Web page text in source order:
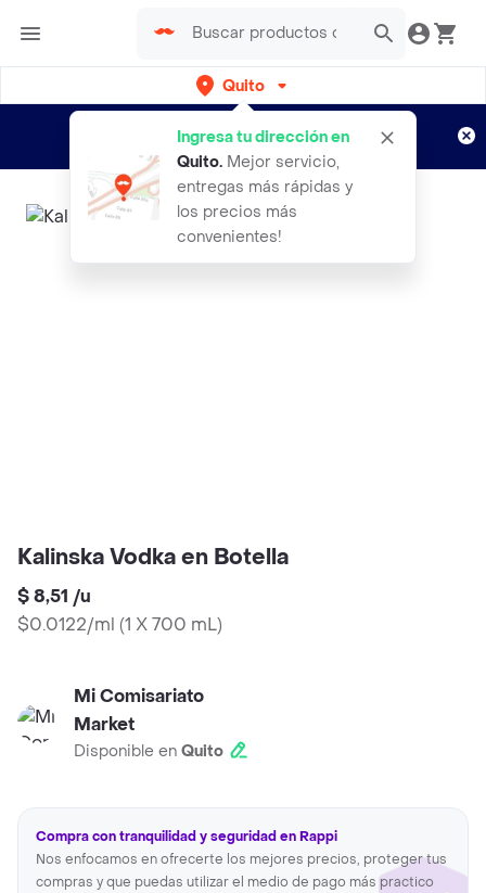
Quito
Ingresa tu dirección en
Quito. Mejor servicio,
entregas más rápidas y
los precios más
convenientes!
envíos gratis por semanas
Aplican TyC
Kalinska Vodka en Botella
$ 8,51 /u
$0.0122/ml (1 X 700 mL)
Mi Comisariato
Market
Disponible en Quito
Compra con tranquilidad y seguridad en Rappi
Nos enfocamos en ofrecerte los mejores precios, proteger tus
compras y que puedas utilizar el medio de pago más practico